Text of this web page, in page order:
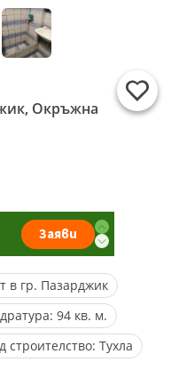
Окръжна
в гр. Пазарджик
94 кв. м.
строителство: Тухла